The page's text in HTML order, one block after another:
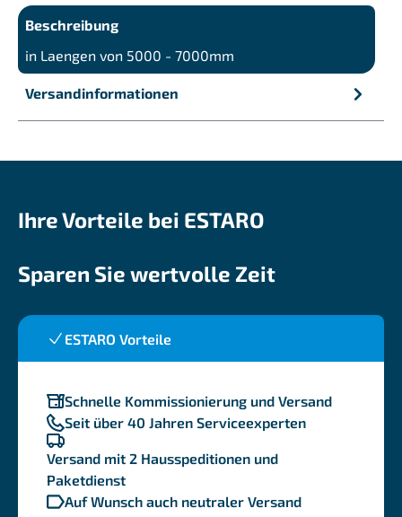
Beschreibung
in Laengen von 5000 - 7000mm
Versandinformationen
Ihre Vorteile bei ESTARO
ESTARO Vorteile
Schnelle Kommissionierung und Versand
Seit über 40 Jahren Serviceexperten
Versand mit 2 Hausspeditionen und
Paketdienst
Auf Wunsch auch neutraler Versand
Sparen Sie wertvolle Zeit